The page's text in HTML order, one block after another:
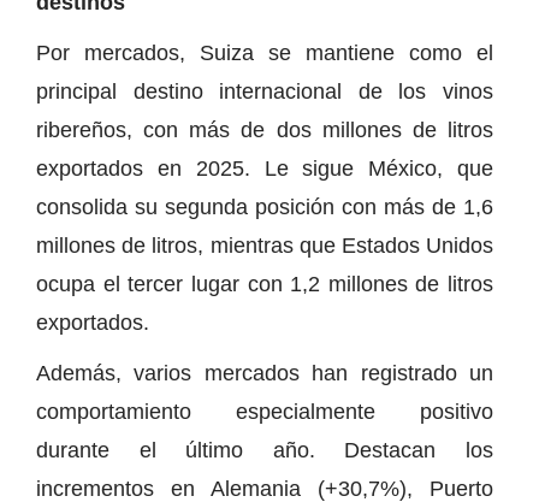
Por mercados, Suiza se mantiene como el
principal destino internacional de los vinos
ribereños, con más de dos millones de litros
exportados en 2025. Le sigue México, que
consolida su segunda posición con más de 1,6
millones de litros, mientras que Estados Unidos
ocupa el tercer lugar con 1,2 millones de litros
exportados.
Además, varios mercados han registrado un
comportamiento especialmente positivo
durante el último año. Destacan los
incrementos en Alemania (+30,7%), Puerto